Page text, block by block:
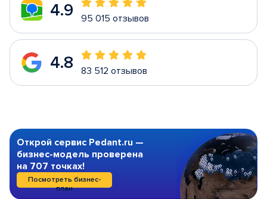
4.9 95 015 отзывов
4.8 83 512 отзывов
Открой сервис Pedant.ru —
бизнес-модель проверена
на 707 точках!
Посмотреть бизнес-
план